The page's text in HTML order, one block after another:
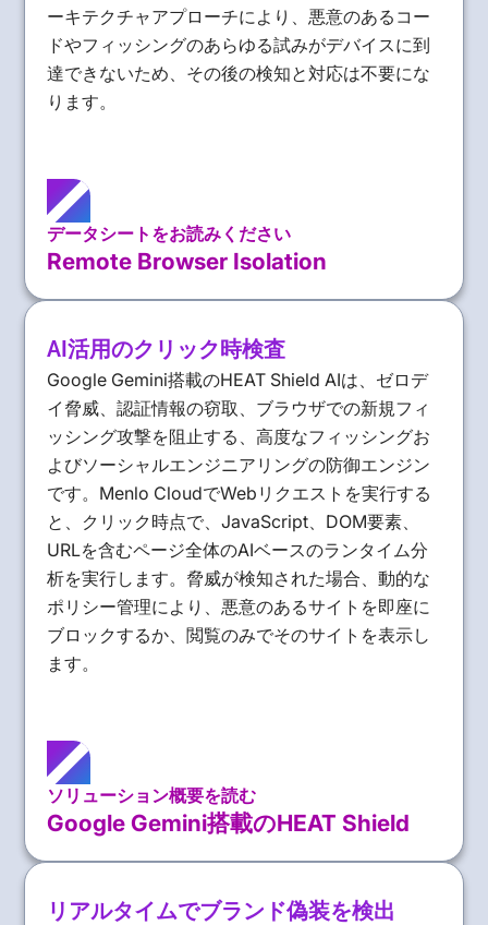
ーキテクチャアプローチにより、悪意のあるコー
ドやフィッシングのあらゆる試みがデバイスに到
達できないため、その後の検知と対応は不要にな
ります。
データシートをお読みください
Remote Browser Isolation
AI活用のクリック時検査
Google Gemini搭載のHEAT Shield AIは、ゼロデ
イ脅威、認証情報の窃取、ブラウザでの新規フィ
ッシング攻撃を阻止する、高度なフィッシングお
よびソーシャルエンジニアリングの防御エンジン
です。Menlo CloudでWebリクエストを実行する
と、クリック時点で、JavaScript、DOM要素、
URLを含むページ全体のAIベースのランタイム分
析を実行します。脅威が検知された場合、動的な
ポリシー管理により、悪意のあるサイトを即座に
ブロックするか、閲覧のみでそのサイトを表示し
ます。
ソリューション概要を読む
Google Gemini搭載のHEAT Shield
リアルタイムでブランド偽装を検出